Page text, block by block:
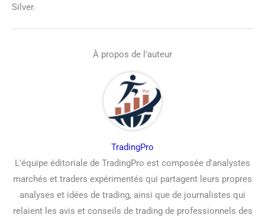
Silver.
À propos de l'auteur
TradingPro
L'équipe éditoriale de TradingPro est composée d'analystes
marchés et traders expérimentés qui partagent leurs propres
analyses et idées de trading, ainsi que de journalistes qui
relaient les avis et conseils de trading de professionnels des